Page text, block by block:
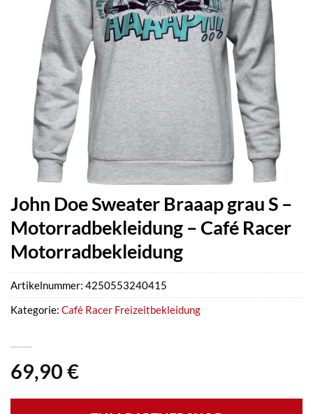
John Doe Sweater Braaap grau S –
Motorradbekleidung – Café Racer
Motorradbekleidung
69,90 €
Artikelnummer: 4250553240415
Kategorie: Café Racer Freizeitbekleidung